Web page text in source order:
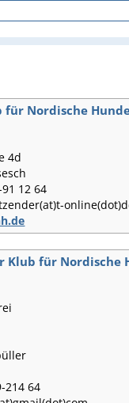
Nordische Hunde
4d
12 64
Klub für Nordische
214 64